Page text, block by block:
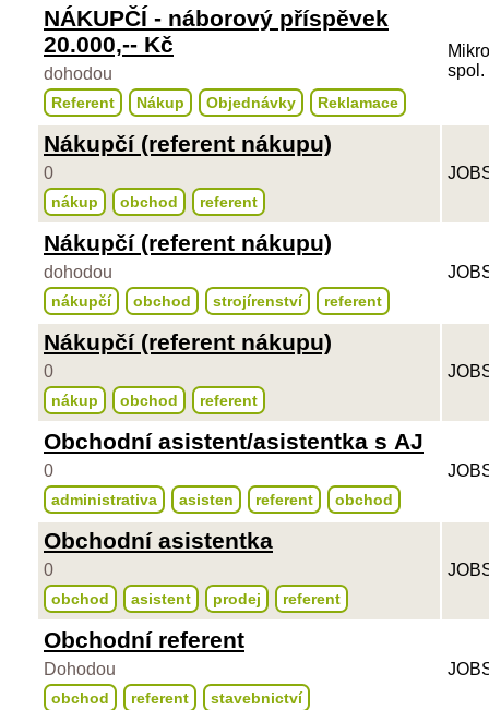
NÁKUPČÍ - náborový příspěvek
20.000,-- Kč
dohodou
Referent Nákup Objednávky Reklamace
spol.
Nákupčí (referent nákupu)
0
nákup obchod referent
Nákupčí (referent nákupu)
dohodou
nákupčí obchod strojírenství referent
Nákupčí (referent nákupu)
0
nákup obchod referent
Obchodní asistent/asistentka s AJ
0
administrativa asisten referent obchod
Obchodní asistentka
0
obchod asistent prodej referent
Obchodní referent
Dohodou
obchod referent stavebnictví